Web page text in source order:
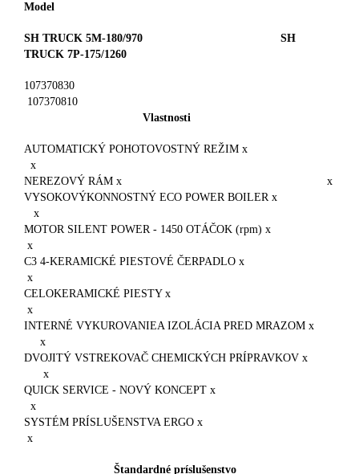
Model
SH TRUCK 5M-180/970
SH
TRUCK 7P-175/1260
107370830
107370810
Vlastnosti
AUTOMATICKÝ POHOTOVOSTNÝ REŽIM x
x
NEREZOVÝ RÁM x x
VYSOKOVÝKONNOSTNÝ ECO POWER BOILER x
x
MOTOR SILENT POWER - 1450 OTÁČOK (rpm) x
x
C3 4-KERAMICKÉ PIESTOVÉ ČERPADLO x
x
CELOKERAMICKÉ PIESTY x
x
INTERNÉ VYKUROVANIEA IZOLÁCIA PRED MRAZOM x
x
DVOJITÝ VSTREKOVAČ CHEMICKÝCH PRÍPRAVKOV x
x
QUICK SERVICE - NOVÝ KONCEPT x
x
SYSTÉM PRÍSLUŠENSTVA ERGO x
x
Štandardné príslušenstvo